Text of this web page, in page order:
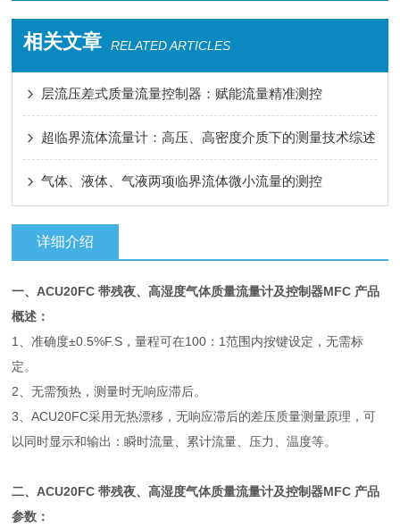
相关文章 RELATED ARTICLES
层流压差式质量流量控制器：赋能流量精准测控
超临界流体流量计：高压、高密度介质下的测量技术综述
气体、液体、气液两项临界流体微小流量的测控
详细介绍
一、 ACU20FC带残夜、高湿度气体质量流量计及控制器MFC 产品
概述：
1、准确度±0.5%F.S，量程可在100：1范围内按键设定，无需标
定。
2、无需预热，测量时无响应滞后。
3、ACU20FC采用无热漂移，无响应滞后的差压质量测量原理，可
以同时显示和输出：瞬时流量、累计流量、压力、温度等。
二、 ACU20FC带残夜、高湿度气体质量流量计及控制器MFC 产品
参数：